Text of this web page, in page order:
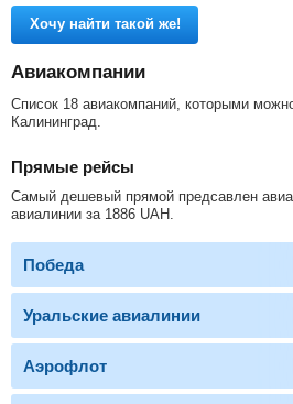
Хочу найти такой же!
Авиакомпании
Список 18 авиакомпаний, которыми
Калининград.
Прямые рейсы
Самый дешевый прямой предсавлен
авиалинии за 1886 UAH
Победа
Уральские авиалинии
Аэрофлот